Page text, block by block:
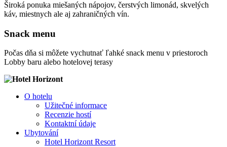
Široká ponuka miešaných nápojov, čerstvých limonád, skvelých
káv, miestnych ale aj zahraničných vín.
Snack menu
Počas dňa si môžete vychutnať ľahké snack menu v priestoroch
Lobby baru alebo hotelovej terasy
O hotelu
Užitečné informace
Recenzie hostí
Kontaktní údaje
Ubytování
Hotel Horizont Resort